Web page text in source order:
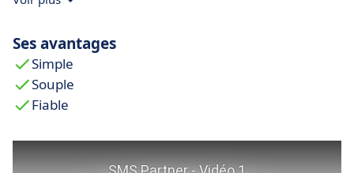
Ses avantages
Simple
Souple
Fiable